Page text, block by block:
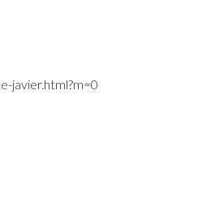
javier.html?m=0